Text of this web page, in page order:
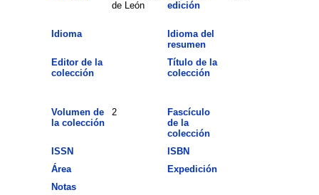
de León
edición
Idioma
Idioma del
resumen
Editor de la
colección
Título de la
colección
Volumen de
la colección
2
Fascículo
de la
colección
ISSN
ISBN
Área
Expedición
Notas